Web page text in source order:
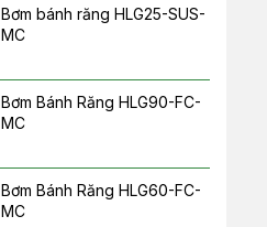
Bơm bánh răng HLG25-SUS-
MC
Bơm Bánh Răng HLG90-FC-
MC
Bơm Bánh Răng HLG60-FC-
MC